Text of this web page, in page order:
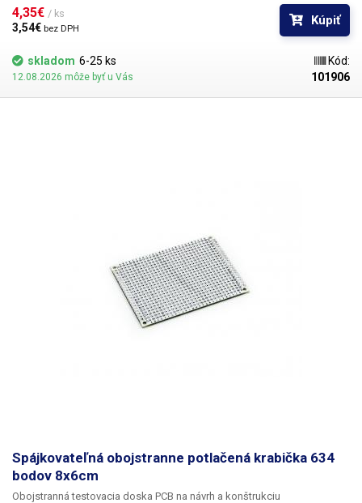
leptania a vŕtania. Predvŕtanú dosku plošných spojov jednoducho
osadíte súčiastkami, spájkujete ich a spojením jednotlivých bodov
alebo drôtených prepojok medzi nimi vytvoríte cínovú cestu. V porovnaní
so sústavami bez spájkovania ponúka toto riešenie väčšiu stabilitu a
spoľahlivosť.
4,35€ / ks
3,54€ bez DPH
Kúpiť
skladom 6-25 ks
12.08.2026 môže byť u Vás
Kód:
101906
Spájkovateľná obojstranne potlačená krabička 634
bodov 8x6cm
Obojstranná testovacia doska PCB na návrh a konštrukciu